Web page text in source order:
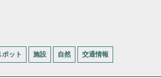
ット 施設 自然 交通情報